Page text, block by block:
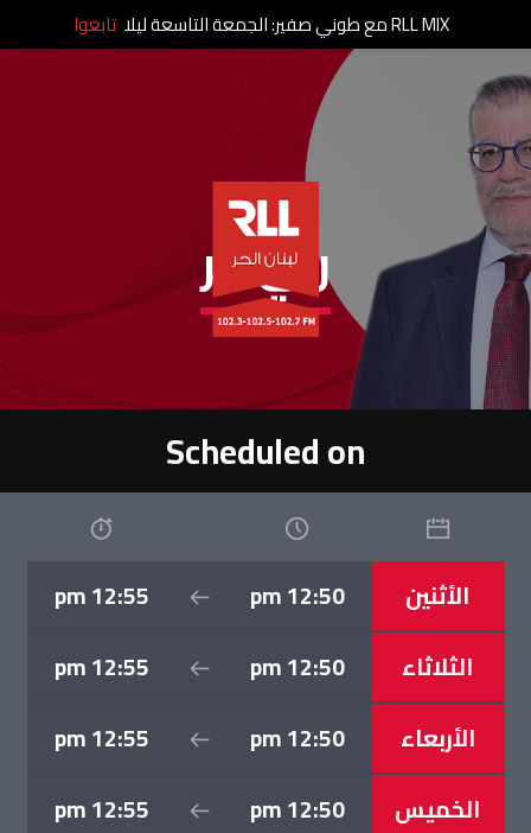
رأي حر
Scheduled on
الأثنين 12:50 pm
12:55 pm
الثلاثاء
12:50 pm
12:55 pm
الأربعاء
12:50 pm
12:55 pm
الخميس
12:50 pm
12:55 pm
RLL MIX مع طوني صفير: الجمعة التاسعة ليلا تابعوا